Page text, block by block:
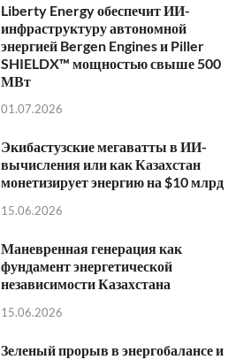
Liberty Energy обеспечит ИИ-
инфраструктуру автономной
энергией Bergen Engines и Piller
SHIELDX™ мощностью свыше 500
МВт
01.07.2026
Экибастузские мегаватты в ИИ-
вычисления или как Казахстан
монетизирует энергию на $10 млрд
15.06.2026
Маневренная генерация как
фундамент энергетической
независимости Казахстана
15.06.2026
Зеленый прорыв в энергобалансе и